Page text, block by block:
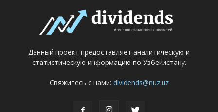
Данный проект предоставляет аналитическую и
статистическую информацию по Узбекистану.
Свяжитесь с нами: dividends@nuz.uz